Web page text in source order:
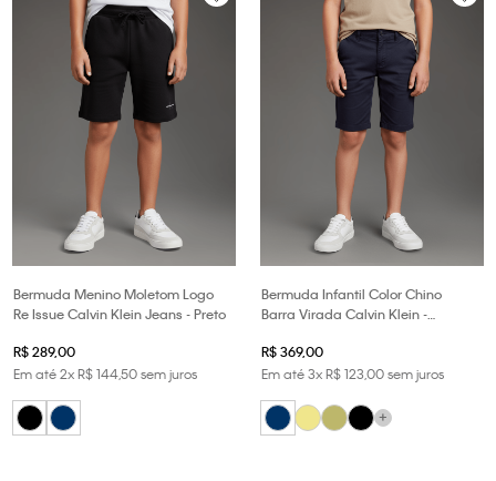
Bermuda Menino Moletom Logo
Re Issue Calvin Klein Jeans - Preto
R$289,00
Em até2xR$14450sem juros
Bermuda Infantil Color Chino
Barra Virada Calvin Klein -
R$369,00
Em até3xR$12300sem juros
+